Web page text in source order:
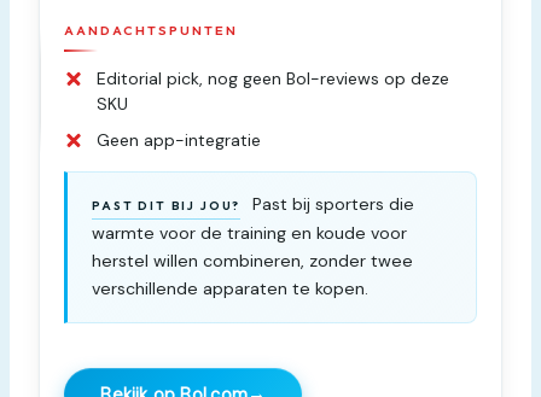
AANDACHTSPUNTEN
Editorial pick, nog geen Bol-reviews op deze
SKU
Geen app-integratie
PAST DIT BIJ JOU?
Past bij sporters die
warmte voor de training en koude voor
herstel willen combineren, zonder twee
verschillende apparaten te kopen.